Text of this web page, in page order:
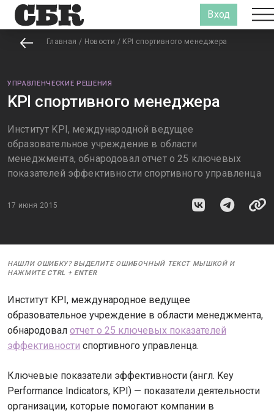
Вход
Главная / Новости / KPI спортивного менеджера
УПРАВЛЕНЧЕСКИЕ РЕШЕНИЯ
KPI спортивного менеджера
Институт KPI, международной ведущее
образовательное учреждение в области
менеджмента, обнародовал отчет о 25 ключевых
показателей эффективности спортивного управленца
17 июня 2015
НАШЛИ ОШИБКУ? ВЫДЕЛИТЕ ОШИБОЧНЫЙ ТЕКСТ МЫШКОЙ И
НАЖМИТЕ CTRL + ENTER
Институт KPI, международное ведущее
образовательное учреждение в области менеджмента,
обнародовал отчет о 25 ключевых показателей
эффективности спортивного управленца.
Ключевые показатели эффективности (англ. Key
Performance Indicators, KPI) — показатели деятельности
организации, которые помогают компании в